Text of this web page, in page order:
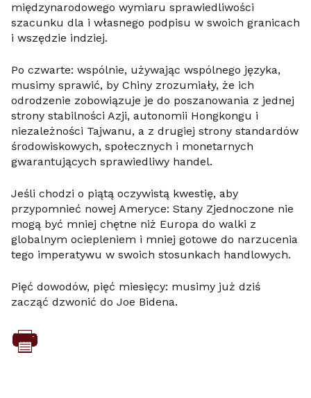
międzynarodowego wymiaru sprawiedliwości
szacunku dla i własnego podpisu w swoich granicach
i wszędzie indziej.
Po czwarte: wspólnie, używając wspólnego języka,
musimy sprawić, by Chiny zrozumiały, że ich
odrodzenie zobowiązuje je do poszanowania z jednej
strony stabilności Azji, autonomii Hongkongu i
niezależności Tajwanu, a z drugiej strony standardów
środowiskowych, społecznych i monetarnych
gwarantujących sprawiedliwy handel.
Jeśli chodzi o piątą oczywistą kwestię, aby
przypomnieć nowej Ameryce: Stany Zjednoczone nie
mogą być mniej chętne niż Europa do walki z
globalnym ociepleniem i mniej gotowe do narzucenia
tego imperatywu w swoich stosunkach handlowych.
Pięć dowodów, pięć miesięcy: musimy już dziś
zacząć dzwonić do Joe Bidena.